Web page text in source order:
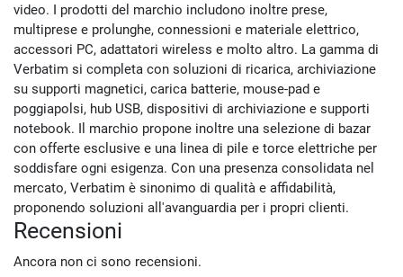
video. I prodotti del marchio includono inoltre prese,
multiprese e prolunghe, connessioni e materiale elettrico,
accessori PC, adattatori wireless e molto altro. La gamma di
Verbatim si completa con soluzioni di ricarica, archiviazione
su supporti magnetici, carica batterie, mouse-pad e
poggiapolsi, hub USB, dispositivi di archiviazione e supporti
notebook. Il marchio propone inoltre una selezione di bazar
con offerte esclusive e una linea di pile e torce elettriche per
soddisfare ogni esigenza. Con una presenza consolidata nel
mercato, Verbatim è sinonimo di qualità e affidabilità,
proponendo soluzioni all'avanguardia per i propri clienti.
Recensioni
Ancora non ci sono recensioni.